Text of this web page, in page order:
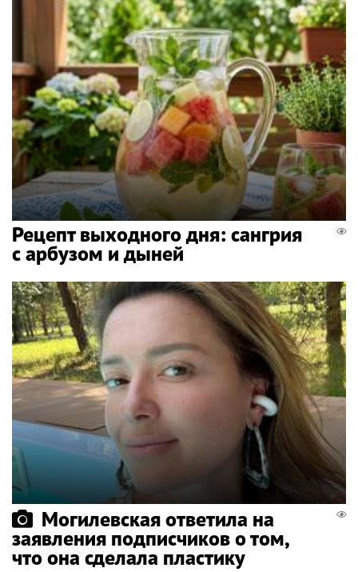
Рецепт выходного дня: сангрия
с арбузом и дыней
Могилевская ответила на
заявления подписчиков о том,
что она сделала пластику